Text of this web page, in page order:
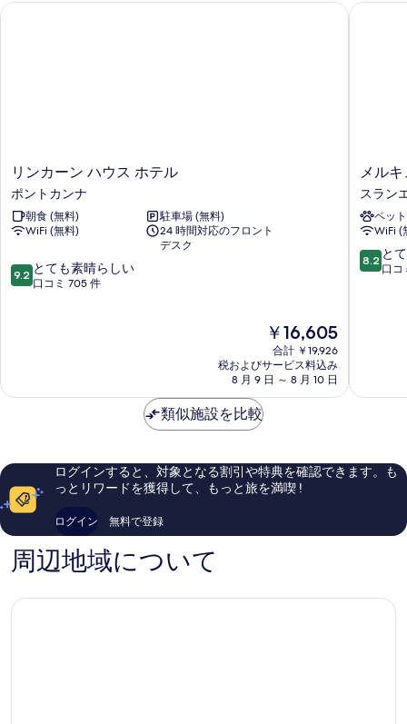
写
細
リ
ン
カ
ー
ン
ウ
ス
カ
リンカーン ハウス ホテル
ポントカンナ
朝食 (無料)
駐車場 (無料)
WiFi (無料)
24 時間対応のフロント
デスク
10
段
素
い、
コ
ミ
件
の
コ
9.2 とても素晴らしい
口コミ 705 件
現
在
の
料
金
￥16,605
合計 ￥19,926
税およびサービス料込み
8 月 9 日 ～ 8 月 10 日
リンカーン ハウス ホテル
メ
キ
ュ
ー
ル
カ
エ
ン
メル
スラン
ペッ
WiFi (
10
段
い、
1,002
件
8.2 と
口コ
メルキ
類似施設を比較
ログインすると、対象となる割引や特典を確認できます。も
っとリワードを獲得して、もっと旅を満喫 !
ログイン 無料で登録
周辺地域について